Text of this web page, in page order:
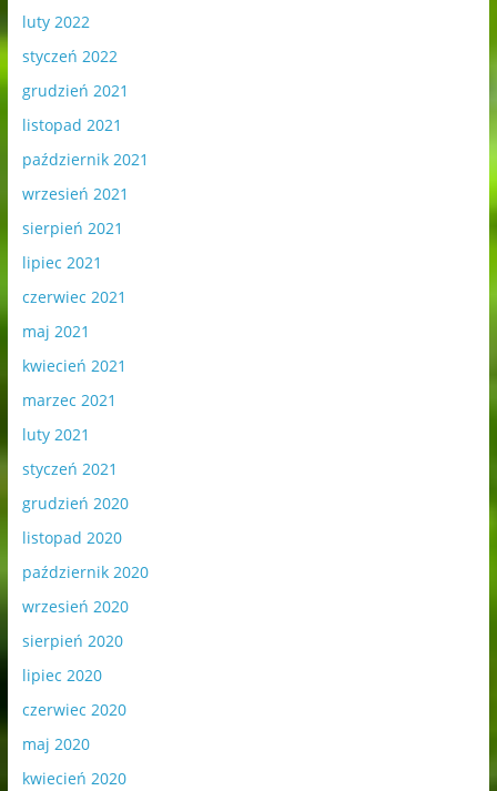
luty 2022
styczeń 2022
grudzień 2021
listopad 2021
październik 2021
wrzesień 2021
sierpień 2021
lipiec 2021
czerwiec 2021
maj 2021
kwiecień 2021
marzec 2021
luty 2021
styczeń 2021
grudzień 2020
listopad 2020
październik 2020
wrzesień 2020
sierpień 2020
lipiec 2020
czerwiec 2020
maj 2020
kwiecień 2020